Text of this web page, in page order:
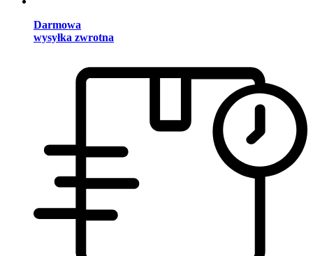
Darmowa
wysyłka zwrotna